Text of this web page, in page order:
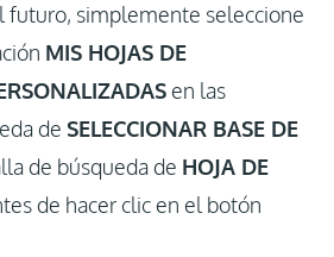
futuro, simplemente seleccione
MIS HOJAS DE
en las
de SELECCIONAR BASE DE
de búsqueda de HOJA DE
de hacer clic en el botón